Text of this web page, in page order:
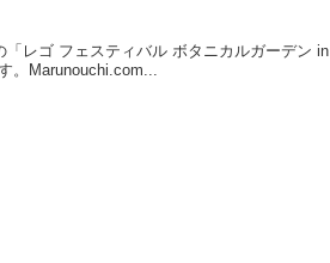
レゴ フェスティバル ボタニカルガーデン in
。Marunouchi.com...